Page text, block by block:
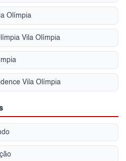
Olímpia
Vila Olímpia
Vila Olímpia